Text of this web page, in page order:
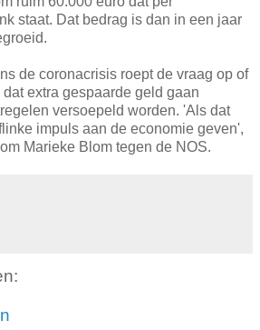
staat. Dat bedrag is dan in een jaar
de coronacrisis roept de vraag op of
extra gespaarde geld gaan
versoepeld worden. 'Als dat
impuls aan de economie geven',
Marieke Blom tegen de NOS.